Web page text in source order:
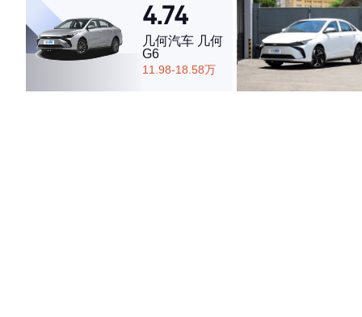
4.74
几何汽车 几何
G6
11.98-18.58万